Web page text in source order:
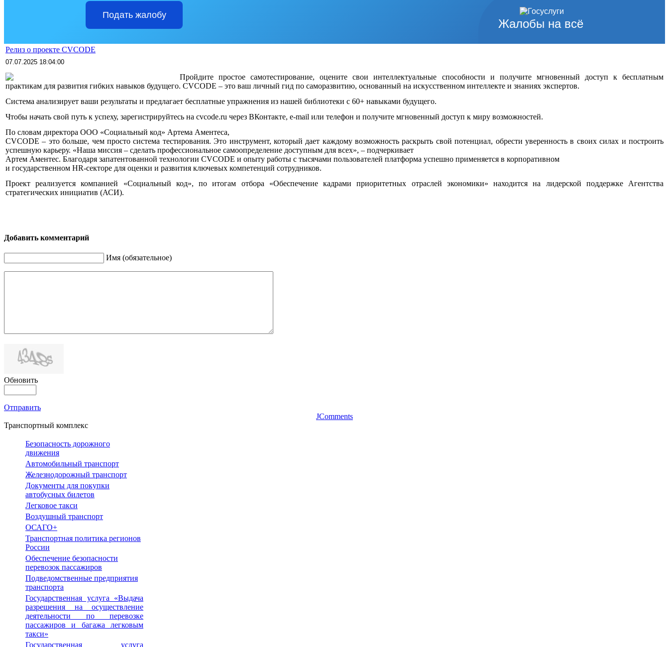
Жалобы на всё
Подать жалобу
Релиз о проекте CVCODE
07 .07.2025 18:04:00
Пройдите простое самотестирование, оцените свои интеллектуальные способности и получите мгновенный доступ к бесплатным
практикам для развития гибких навыков будущего. CVCODE – это ваш личный гид по саморазвитию, основанный на искусственном интеллекте и знаниях экспертов.
Система анализирует ваши результаты и предлагает бесплатные упражнения из нашей библиотеки с 60+ навыками будущего.
Чтобы начать свой путь к успеху, зарегистрируйтесь на cvcode.ru через ВКонтакте, e-mail или телефон и получите мгновенный доступ к миру возможностей.
По словам директора ООО «Социальный код» Артема Аментеса,
CVCODE – это больше, чем просто система тестирования. Это инструмент, который дает каждому возможность раскрыть свой потенциал, обрести уверенность в своих силах и построить
успешную карьеру. «Наша миссия – сделать профессиональное самоопределение доступным для всех», – подчеркивает
Артем Аментес. Благодаря запатентованной технологии CVCODE и опыту работы с тысячами пользователей платформа успешно применяется в корпоративном
и государственном HR-секторе для оценки и развития ключевых компетенций сотрудников.
Проект реализуется компанией «Социальный код», по итогам отбора «Обеспечение кадрами приоритетных отраслей экономики» находится на лидерской поддержке Агентства
стратегических инициатив (АСИ).
Добавить комментарий
Имя (обязательное)
Обновить
Отправить
JComments
Транспортный комплекс
Безопасность дорожного
движения
Автомобильный транспорт
Железнодорожный транспорт
Документы для покупки
автобусных билетов
Легковое такси
Воздушный транспорт
ОСАГО+
Транспортная политика регионов
России
Обеспечение безопасности
перевозок пассажиров
Подведомственные предприятия
транспорта
Государственная услуга «Выдача
разрешения на осуществление
деятельности по перевозке
пассажиров и багажа легковым
такси»
Государственная услуга